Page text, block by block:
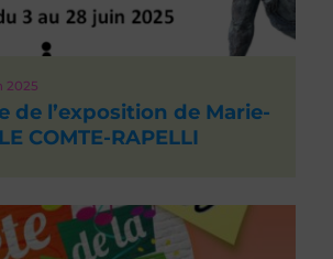
2025
de l’exposition de Marie-
COMTE-RAPELLI